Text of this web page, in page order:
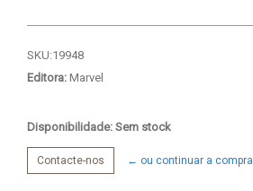
SKU:19948
Editora: Marvel
Disponibilidade: Sem stock
Contacte-nos ← ou continuar a compra